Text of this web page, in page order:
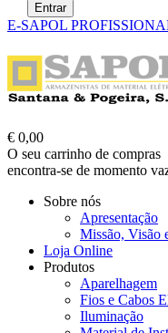
E-SAPOL
€ 0,00
O seu carrinho de compras
encontra-se de momento
Sobre nós
Apresentação
Missão, Visão
Loja Online
Produtos
Aparelhagem
Fios e Cabos
Iluminação